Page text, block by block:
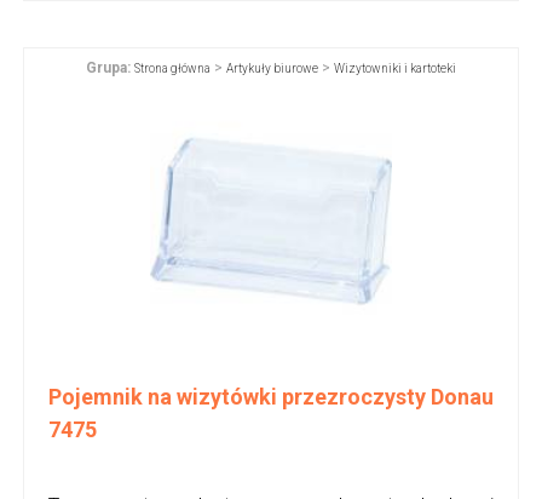
Grupa: Strona główna > Artykuły biurowe > Wizytowniki i kartoteki
Pojemnik na wizytówki przezroczysty Donau
7475